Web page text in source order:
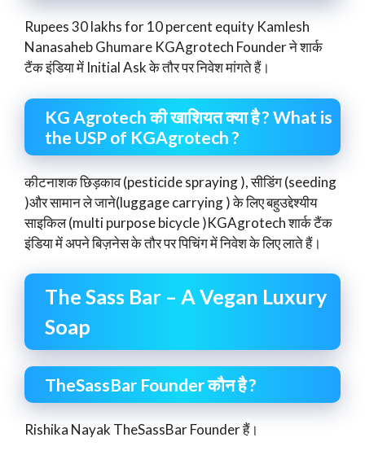
Rupees 30 lakhs for 10 percent equity Kamlesh
Nanasaheb Ghumare KGAgrotech Founder ने शार्क
टैंक इंडिया में Initial Ask के तौर पर निवेश मांगते हैं।
KG Agrotech की खाशियत क्या है ? What is
the USP of KGAgrotech ?
कीटनाशक छिड़काव (pesticide spraying ), सीडिंग (seeding
)और सामान ले जाने(luggage carrying ) के लिए बहुउद्देश्यीय
साइकिल (multi purpose bicycle )KGAgrotech शार्क टैंक
इंडिया में अपने बिज़नेस के तौर पर पिचिंग में निवेश के लिए लाते हैं।
The Sass Bar – A Vegan Luxury
Soap
TheSassBar Founder कौन है ?
Rishika Nayak TheSassBar Founder हैं।